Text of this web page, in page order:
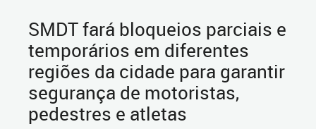
SMDT fará bloqueios parciais e
temporários em diferentes
regiões da cidade para garantir
segurança de motoristas,
pedestres e atletas